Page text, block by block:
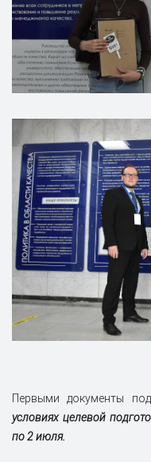
Первыми документы
условиях целевой
по 2 июля.